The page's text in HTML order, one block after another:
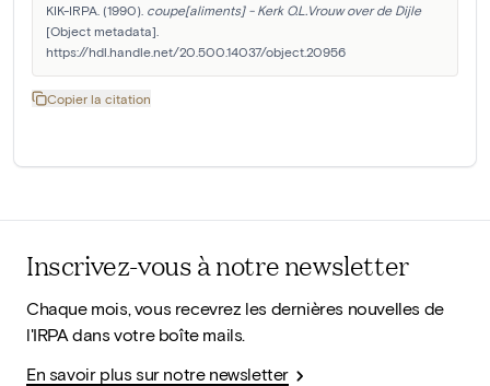
KIK-IRPA. (1990). coupe[aliments] - Kerk O.L.Vrouw over de Dijle
[Object metadata].
https://hdl.handle.net/20.500.14037/object.20956
Copier la citation
Inscrivez-vous à notre newsletter
Chaque mois, vous recevrez les dernières nouvelles de
l'IRPA dans votre boîte mails.
En savoir plus sur notre newsletter